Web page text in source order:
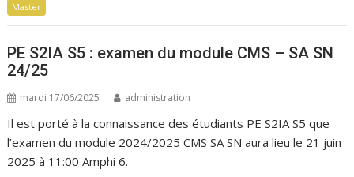
Master
PE S2IA S5 : examen du module CMS – SA SN
24/25
mardi 17/06/2025 administration
Il est porté à la connaissance des étudiants PE S2IA S5 que
l’examen du module 2024/2025 CMS SA SN aura lieu le 21 juin
2025 à 11:00 Amphi 6.